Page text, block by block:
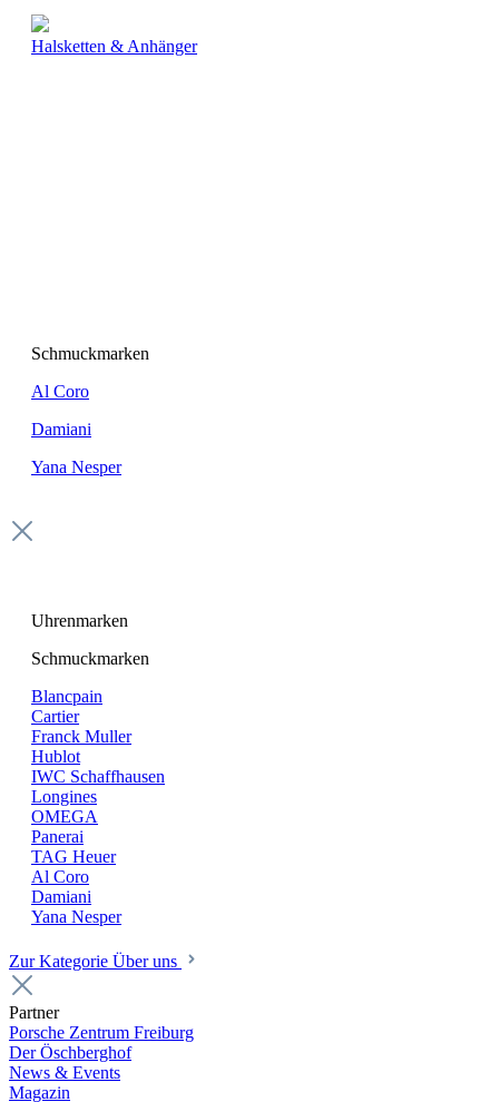
Halsketten & Anhänger
Schmuckmarken
Al Coro
Damiani
Yana Nesper
Uhrenmarken
Schmuckmarken
Blancpain
Cartier
Franck Muller
Hublot
IWC Schaffhausen
Longines
OMEGA
Panerai
TAG Heuer
Al Coro
Damiani
Yana Nesper
Zur Kategorie Über uns
Partner
Porsche Zentrum Freiburg
Der Öschberghof
News & Events
Magazin